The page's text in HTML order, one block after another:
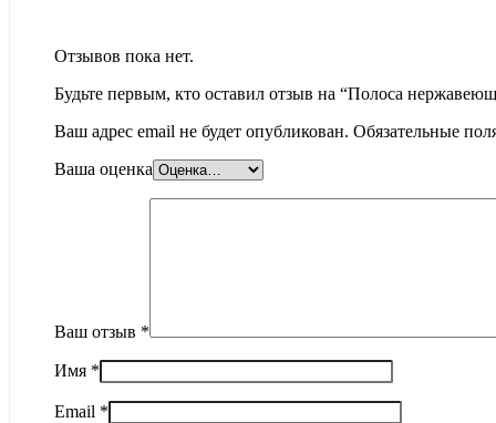
Отзывов пока нет.
Будьте первым, кто оставил отзыв на “Полоса
Ваш адрес email не будет опубликован. Обязательные
Ваша оценка
Ваш отзыв *
Имя *
Email *